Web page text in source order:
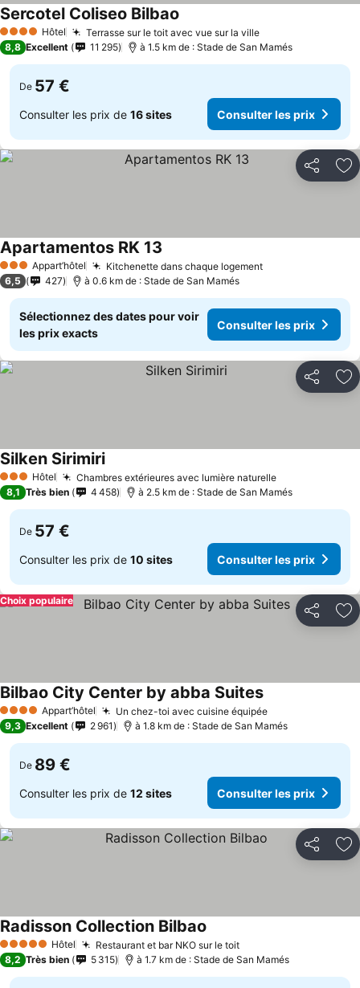
4 Étoiles Hôtel Terrasse sur le toit avec vue sur la ville
Sercotel Coliseo Bilbao
8,8 Excellent 11 295 à 1.5 km de : Stade de San Mamés
De 57 €
Consulter les prix de 16 sites Consulter les prix
Partager
3 ÉtoilesAppart’hôtel Kitchenette dans chaque logement
Apartamentos RK 13
6,5 427 à 0.6 km de : Stade de San Mamés
Sélectionnez des dates pour voir
les prix exacts
Consulter les prix
Partager
3 ÉtoilesHôtel Chambres extérieures avec lumière naturelle
Silken Sirimiri
8,1 Très bien 4 458 à 2.5 km de : Stade de San Mamés
De 57 €
Consulter les prix de 10 sites Consulter les prix
Partager
Choix populaire
4 Étoiles Appart’hôtel Un chez-toi avec cuisine équipée
Bilbao City Center by abba Suites
9,3 Excellent 2 961 à 1.8 km de : Stade de San Mamés
De 89 €
Consulter les prix de 12 sites Consulter les prix
Partager
5 Étoiles Hôtel Restaurant et bar NKO sur le toit
Radisson Collection Bilbao
8,2 Très bien 5 315 à 1.7 km de : Stade de San Mamés